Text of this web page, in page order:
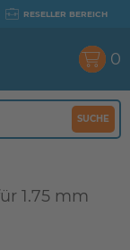
RESELLER BEREICH
SUCHE
0
1.75 mm